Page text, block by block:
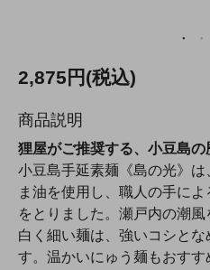
2,875円(税込)
商品説明
狸屋がご推奨する、小豆島の
小豆島手延素麺《島の光》
ま油を使用し、職人の手に
をとりました。瀬戸内の潮風
白く細い麺は、強いコシと
す。温かいにゅう麺もおすす